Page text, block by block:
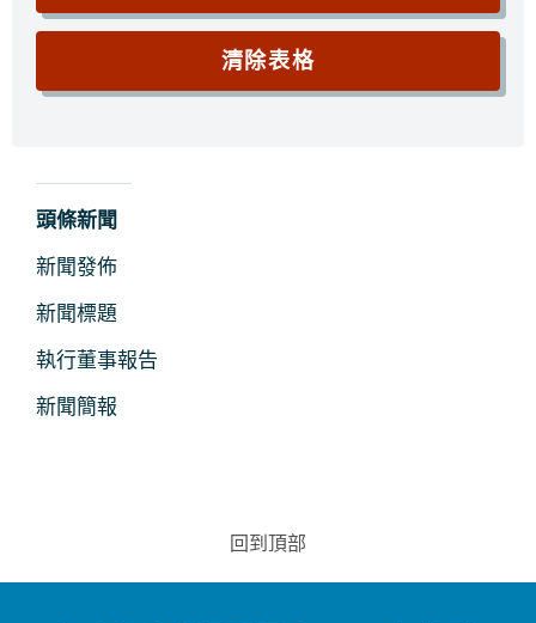
新
聞
及
媒
體
頭條新聞
新聞發佈
新聞標題
執行董事報告
新聞簡報
回到頂部